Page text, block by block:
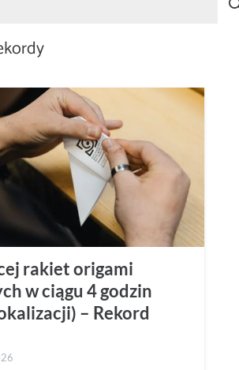
rakiet origami
w ciągu 4 godzin
– Rekord